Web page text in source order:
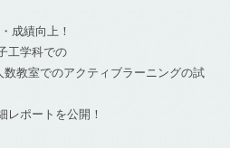
成績向上！
学科での
クティブラーニングの試
ポートを公開！